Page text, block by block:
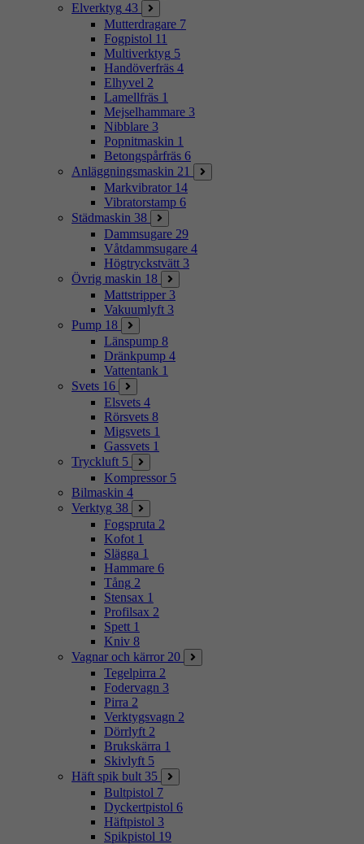
Elverktyg 43
Mutterdragare 7
Fogpistol 11
Multiverktyg 5
Handöverfräs 4
Elhyvel 2
Lamellfräs 1
Mejselhammare 3
Nibblare 3
Popnitmaskin 1
Betongspårfräs 6
Anläggningsmaskin 21
Markvibrator 14
Vibratorstamp 6
Städmaskin 38
Dammsugare 29
Våtdammsugare 4
Högtryckstvätt 3
Övrig maskin 18
Mattstripper 3
Vakuumlyft 3
Pump 18
Länspump 8
Dränkpump 4
Vattentank 1
Svets 16
Elsvets 4
Rörsvets 8
Migsvets 1
Gassvets 1
Tryckluft 5
Kompressor 5
Bilmaskin 4
Verktyg 38
Fogspruta 2
Kofot 1
Slägga 1
Hammare 6
Tång 2
Stensax 1
Profilsax 2
Spett 1
Kniv 8
Vagnar och kärror 20
Tegelpirra 2
Fodervagn 3
Pirra 2
Verktygsvagn 2
Dörrlyft 2
Brukskärra 1
Skivlyft 5
Häft spik bult 35
Bultpistol 7
Dyckertpistol 6
Häftpistol 3
Spikpistol 19